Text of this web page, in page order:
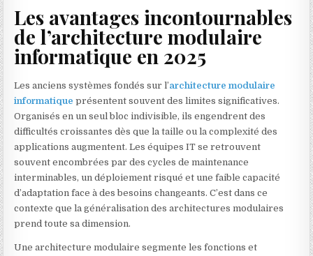
Les avantages incontournables
de l’architecture modulaire
informatique en 2025
Les anciens systèmes fondés sur l’architecture modulaire
informatique présentent souvent des limites significatives.
Organisés en un seul bloc indivisible, ils engendrent des
difficultés croissantes dès que la taille ou la complexité des
applications augmentent. Les équipes IT se retrouvent
souvent encombrées par des cycles de maintenance
interminables, un déploiement risqué et une faible capacité
d’adaptation face à des besoins changeants. C’est dans ce
contexte que la généralisation des architectures modulaires
prend toute sa dimension.
Une architecture modulaire segmente les fonctions et